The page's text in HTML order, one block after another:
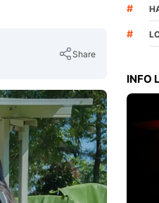
Share
Copy Link
#
#
INFO